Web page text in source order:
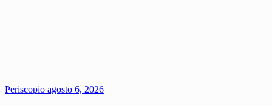
Periscopio agosto 6, 2026